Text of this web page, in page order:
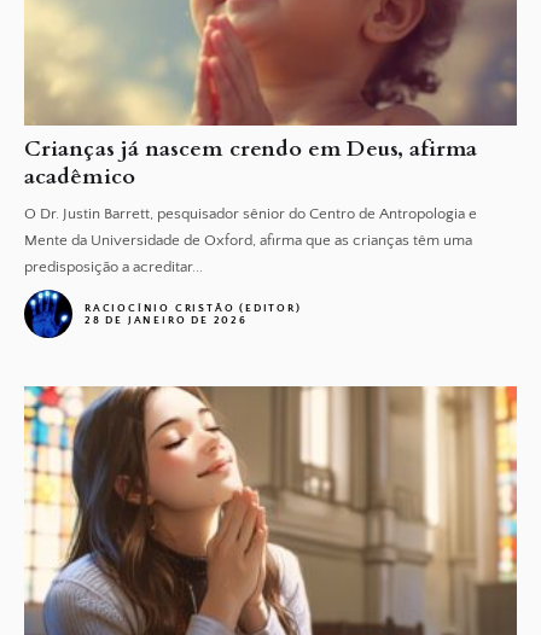
Crianças já nascem crendo em Deus, afirma
acadêmico
O Dr. Justin Barrett, pesquisador sênior do Centro de Antropologia e
Mente da Universidade de Oxford, afirma que as crianças têm uma
predisposição a acreditar...
RACIOCÍNIO CRISTÃO (EDITOR)
28 DE JANEIRO DE 2026